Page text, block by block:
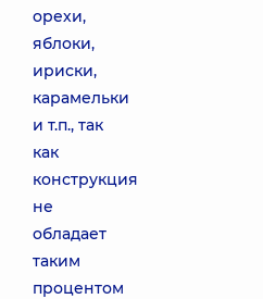
орехи,
яблоки,
ириски,
карамельки
и т.п., так
как
конструкция
не
обладает
таким
процентом